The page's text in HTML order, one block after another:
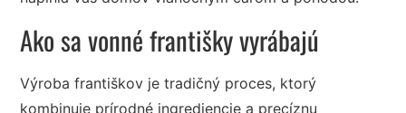
Ako sa vonné františky vyrábajú
Výroba františkov je tradičný proces, ktorý
kombinuje prírodné ingrediencie a precíznu